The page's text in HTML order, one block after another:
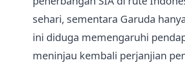
sehari, sementara Garuda
ini diduga memengaruhi
meninjau kembali perjanjian